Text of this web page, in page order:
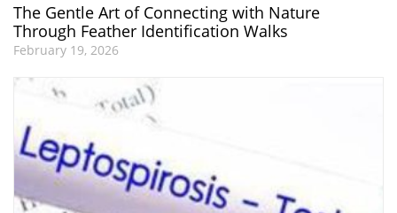
The Gentle Art of Connecting with Nature
Through Feather Identification Walks
February 19, 2026